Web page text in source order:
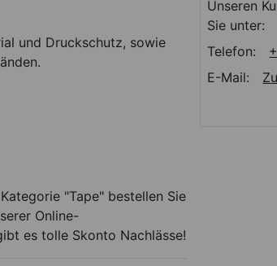
und Druckschutz, sowie
"Tape" bestellen Sie
Online-
es tolle Skonto Nachlässe!
Unseren
Sie unter:
Telefon:
E-Mail: